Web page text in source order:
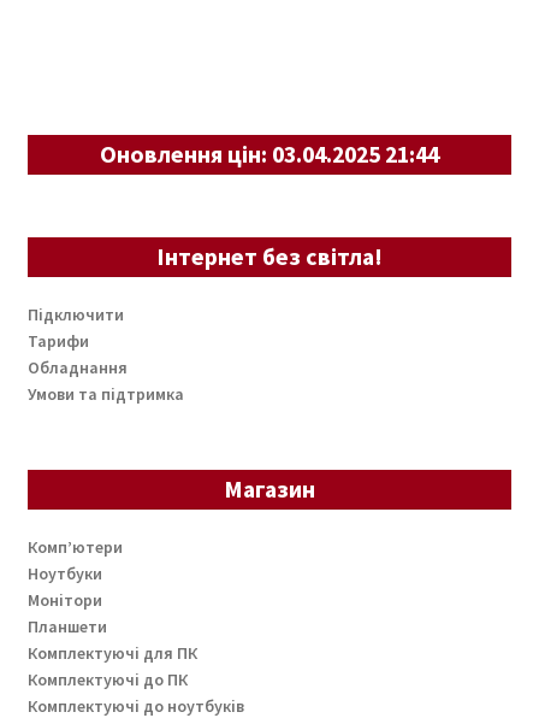
Оновлення цін: 03.04.2025 21:44
Інтернет без світла!
Підключити
Тарифи
Обладнання
Умови та підтримка
Магазин
Комп’ютери
Ноутбуки
Монітори
Планшети
Комплектуючі для ПК
Комплектуючі до ПК
Комплектуючі до ноутбуків